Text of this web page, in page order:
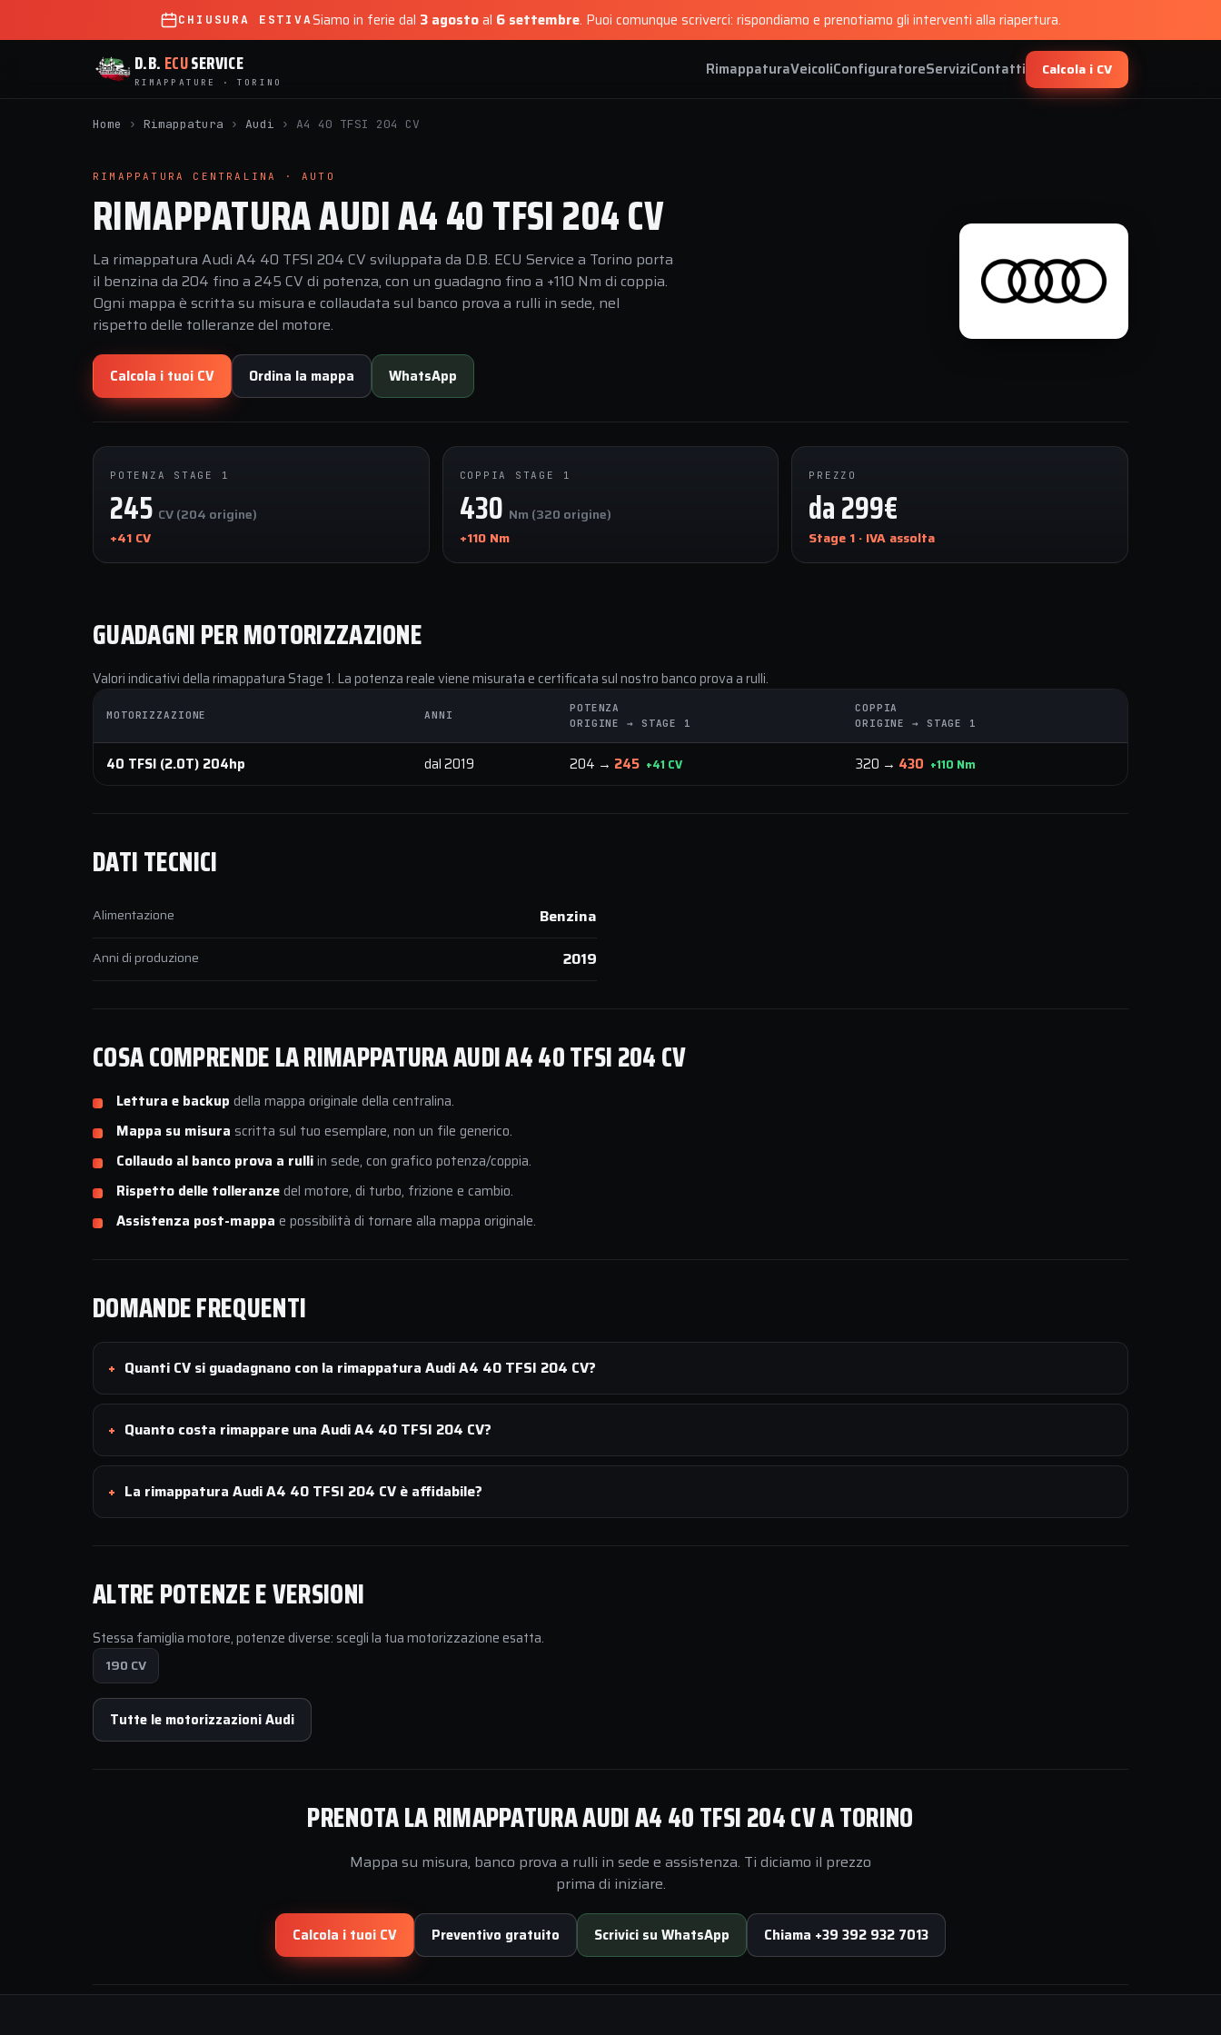
CHIUSURA ESTIVASiamo in ferie dal 3 agostoal 6 settembre. Puoi comunque scriverci: rispondiamo e prenotiamo gli interventi alla riapertura.
D.B. ECUSERVICE
RIMAPPATURE · TORINO
RimappaturaVeicoliConfiguratoreServiziContatti Calcola i CV
Home › Rimappatura › Audi › A4 40 TFSI 204 CV
RIMAPPATURA CENTRALINA · AUTO
RIMAPPATURA AUDI A4 40 TFSI 204 CV
La rimappatura Audi A4 40 TFSI 204 CV sviluppata da D.B. ECU Service a Torino porta
il benzina da 204 fino a 245 CV di potenza, con un guadagno fino a +110 Nm di coppia.
Ogni mappa è scritta su misura e collaudata sul banco prova a rulli in sede, nel
rispetto delle tolleranze del motore.
Calcola i tuoi CV Ordina la mappa WhatsApp
POTENZA STAGE 1
245 CV (204 origine)
+41 CV
COPPIA STAGE 1
430 Nm (320 origine)
+110 Nm
PREZZO
da 299€
Stage 1 · IVA assolta
GUADAGNI PER MOTORIZZAZIONE
Valori indicativi della rimappatura Stage 1. La potenza reale viene misurata e certificata sul nostro banco prova a rulli.
MOTORIZZAZIONE ANNI
POTENZA
ORIGINE → STAGE 1
COPPIA
ORIGINE → STAGE 1
40 TFSI (2.0T) 204hp dal 2019 204 → 245 +41 CV 320 → 430 +110 Nm
DATI TECNICI
Alimentazione Benzina
Anni di produzione 2019
COSA COMPRENDE LA RIMAPPATURA AUDI A4 40 TFSI 204 CV
Lettura e backup della mappa originale della centralina.
Mappa su misura scritta sul tuo esemplare, non un file generico.
Collaudo al banco prova a rulliin sede, con grafico potenza/coppia.
Rispetto delle tolleranzedel motore, di turbo, frizione e cambio.
Assistenza post-mappa e possibilità di tornare alla mappa originale.
DOMANDE FREQUENTI
Quanti CV si guadagnano con la rimappatura Audi A4 40 TFSI 204 CV?
Quanto costa rimappare una Audi A4 40 TFSI 204 CV?
La rimappatura Audi A4 40 TFSI 204 CV è affidabile?
ALTRE POTENZE E VERSIONI
Stessa famiglia motore, potenze diverse: scegli la tua motorizzazione esatta.
190 CV
Tutte le motorizzazioni Audi
PRENOTA LA RIMAPPATURA AUDI A4 40 TFSI 204 CV A TORINO
Mappa su misura, banco prova a rulli in sede e assistenza. Ti diciamo il prezzo
prima di iniziare.
Calcola i tuoi CV Preventivo gratuito Scrivici su WhatsApp Chiama +39 392 932 7013